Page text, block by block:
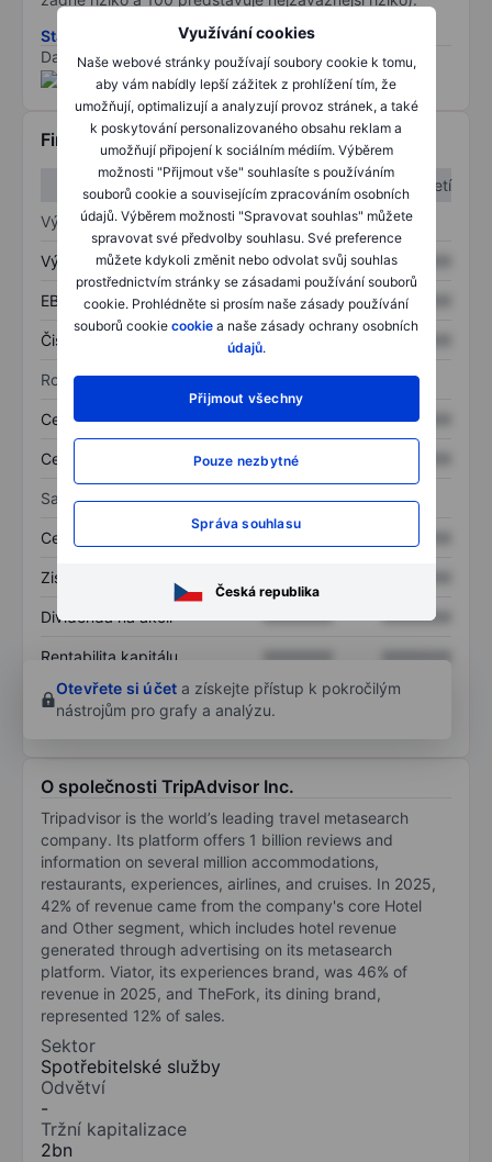
Využívání cookies
Naše webové stránky používají soubory cookie k tomu,
aby vám nabídly lepší zážitek z prohlížení tím, že
umožňují, optimalizují a analyzují provoz stránek, a také
k poskytování personalizovaného obsahu reklam a
umožňují připojení k sociálním médiím. Výběrem
možnosti "Přijmout vše" souhlasíte s používáním
souborů cookie a souvisejícím zpracováním osobních
údajů. Výběrem možnosti "Spravovat souhlas" můžete
spravovat své předvolby souhlasu. Své preference
můžete kdykoli změnit nebo odvolat svůj souhlas
prostřednictvím stránky se zásadami používání souborů
cookie. Prohlédněte si prosím naše zásady používání
souborů cookie cookie a naše zásady ochrany osobních
údajů.
Přijmout všechny
Pouze nezbytné
Správa souhlasu
Česká republika
Stáhněte si metodiku rizik ESG
Data poskytnuta od
/
Finanční informace
1. čtvrtletí
2. čtvrtletí
Výkaz zisku a ztráty
Výnos XXXXXXX XXXXXXX
EBITDA XXXXXXX XXXXXXX
Čistý příjem XXXXXXX
Rozvaha
Celková aktiva XXXXXXX XXXXXXX
Celkový dluh XXXXXXX
Sazby
Cena/tržby
Zisk na akcii
Dividenda na akcii XXXXXXX XXXXXXX
Rentabilita kapitálu XXXXXXX
XXXXXXX
Otevřete si účet a získejte přístup k pokročilým
nástrojům pro grafy a analýzu.
O společnosti TripAdvisor Inc.
Tripadvisor is the world’s leading travel metasearch
company. Its platform offers 1 billion reviews and
information on several million accommodations,
restaurants, experiences, airlines, and cruises. In 2025,
42% of revenue came from the company's core Hotel
and Other segment, which includes hotel revenue
generated through advertising on its metasearch
platform. Viator, its experiences brand, was 46% of
revenue in 2025, and TheFork, its dining brand,
represented 12% of sales.
Sektor
Spotřebitelské služby
Odvětví
-
Tržní kapitalizace
2bn